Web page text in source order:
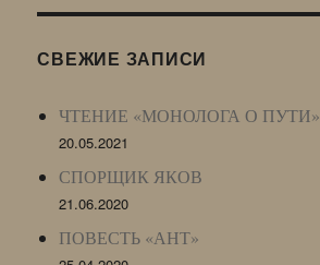
LJ
СВЕЖИЕ ЗАПИСИ
ЧТЕНИЕ «МОНОЛОГА О ПУТИ»
20.05.2021
СПОРЩИК ЯКОВ
21.06.2020
ПОВЕСТЬ «АНТ»